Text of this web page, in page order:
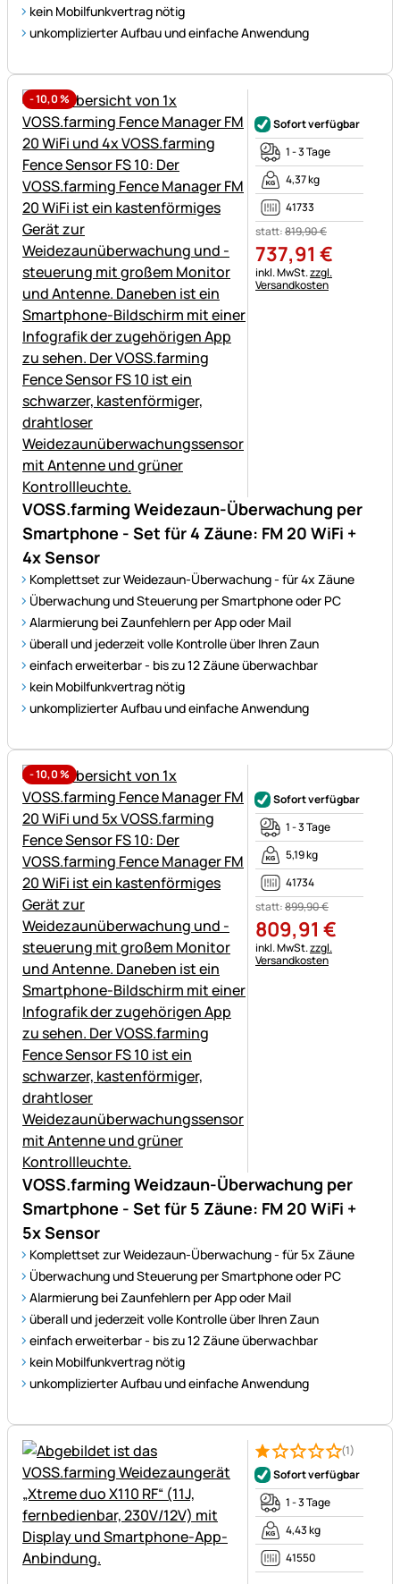
kein Mobilfunkvertrag nötig
unkomplizierter Aufbau und einfache Anwendung
-10,0%
VOSS.farming Weidezaun-Überwachung per
Smartphone - Set für 4 Zäune: FM 20 WiFi +
4x Sensor
Komplettset zur Weidezaun-Überwachung - für 4x Zäune
Überwachung und Steuerung per Smartphone oder PC
Alarmierung bei Zaunfehlern per App oder Mail
überall und jederzeit volle Kontrolle über Ihren Zaun
einfach erweiterbar - bis zu 12 Zäune überwachbar
kein Mobilfunkvertrag nötig
unkomplizierter Aufbau und einfache Anwendung
Sofort verfügbar
1 - 3 Tage
4,37 kg
41733
statt:819,90€
737,91 €
Steuerhinweis:
inkl. MwSt.zzgl.
Versandkosten
-10,0%
VOSS.farming Weidzaun-Überwachung per
Smartphone - Set für 5 Zäune: FM 20 WiFi +
5x Sensor
Komplettset zur Weidezaun-Überwachung - für 5x Zäune
Überwachung und Steuerung per Smartphone oder PC
Alarmierung bei Zaunfehlern per App oder Mail
überall und jederzeit volle Kontrolle über Ihren Zaun
einfach erweiterbar - bis zu 12 Zäune überwachbar
kein Mobilfunkvertrag nötig
unkomplizierter Aufbau und einfache Anwendung
Sofort verfügbar
1 - 3 Tage
5,19 kg
41734
statt:899,90€
809,91 €
Steuerhinweis:
inkl. MwSt.zzgl.
Versandkosten
Bewertung: 1 von 5 (1
1 Bewertung
(1)
Sofort verfügbar
1 - 3 Tage
4,43 kg
41550